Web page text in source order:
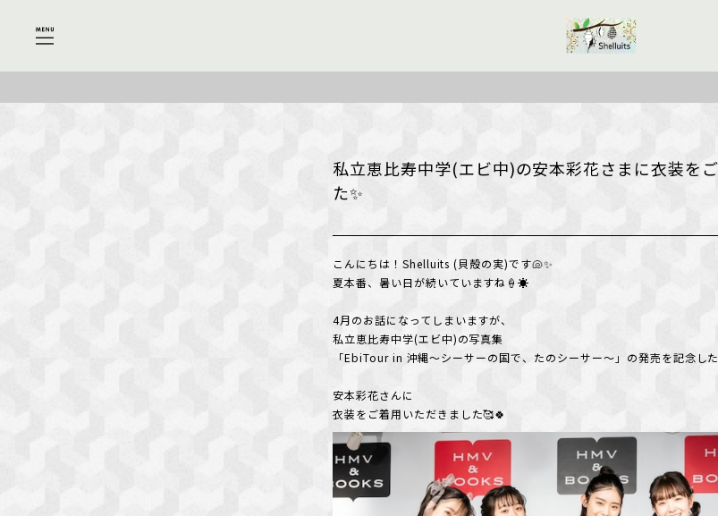
私立恵比寿中学(エビ中)の安本彩花さまに衣装を
た✨
こんにちは！Shelluits (貝殻の実)です🐚✨
夏本番、暑い日が続いていますね🍦☀️
4月のお話になってしまいますが、
私立恵比寿中学(エビ中)の写真集
「EbiTour in 沖縄～シーサーの国で、たのシーサー～」の発売を記念し
安本彩花さんに
衣装をご着用いただきました🥰🍀